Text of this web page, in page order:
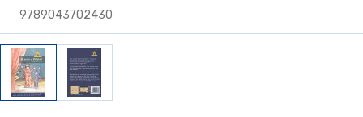
9789043702430